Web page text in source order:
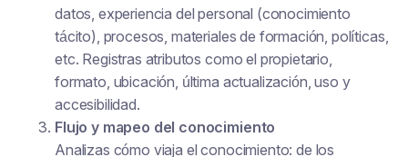
datos, experiencia del personal (conocimiento
tácito), procesos, materiales de formación, políticas,
etc. Registras atributos como el propietario,
formato, ubicación, última actualización, uso y
accesibilidad.
Flujo y mapeo del conocimiento
Analizas cómo viaja el conocimiento: de los